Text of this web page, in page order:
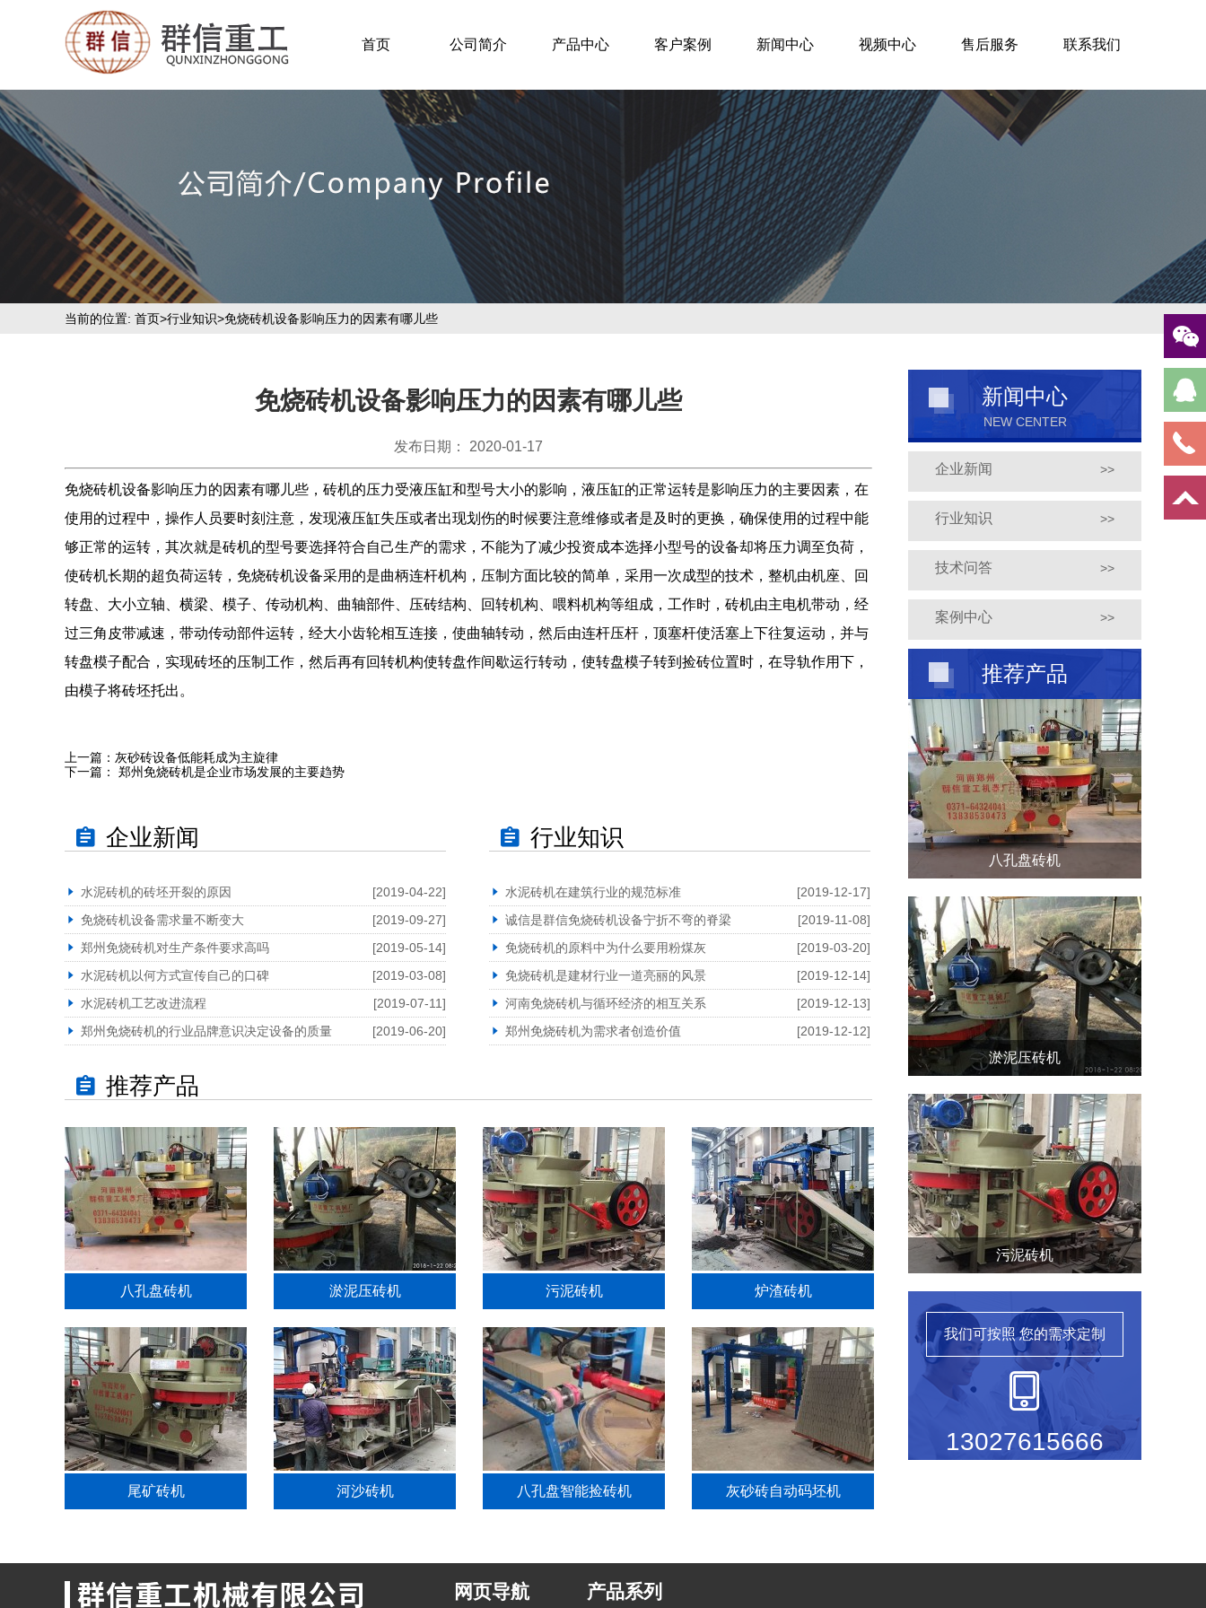
首页 公司简介 产品中心 客户案例 新闻中心 视频中心 售后服务 联系我们
当前的位置: 首页>行业知识>免烧砖机设备影响压力的因素有哪儿些
新闻中心
NEW CENTER
企业新闻 >>
行业知识 >>
技术问答 >>
案例中心 >>
推荐产品
八孔盘砖机
淤泥压砖机
污泥砖机
我们可按照您的需求定制
13027615666
免烧砖机设备影响压力的因素有哪儿些
发布日期： 2020-01-17
免烧砖机设备影响压力的因素有哪儿些，砖机的压力受液压缸和型号大小的影响，液压缸的正常运转是影响压力的主要因素，在
使用的过程中，操作人员要时刻注意，发现液压缸失压或者出现划伤的时候要注意维修或者是及时的更换，确保使用的过程中能
够正常的运转，其次就是砖机的型号要选择符合自己生产的需求，不能为了减少投资成本选择小型号的设备却将压力调至负荷，
使砖机长期的超负荷运转， 免烧砖机设备采用的是曲柄连杆机构，压制方面比较的简单，采用一次成型的技术，整机由机座、回
转盘、大小立轴、横梁、模子、传动机构、曲轴部件、压砖结构、回转机构、喂料机构等组成，工作时，砖机由主电机带动，经
过三角皮带减速，带动传动部件运转，经大小齿轮相互连接，使曲轴转动，然后由连杆压杆，顶塞杆使活塞上下往复运动，并与
转盘模子配合，实现砖坯的压制工作，然后再有回转机构使转盘作间歇运行转动，使转盘模子转到捡砖位置时，在导轨作用下，
由模子将砖坯托出。
上一篇： 灰砂砖设备低能耗成为主旋律
下一篇：
郑州免烧砖机是企业市场发展的主要趋势
企业新闻
水泥砖机的砖坯开裂的原因
[2019-04-22]
免烧砖机设备需求量不断变大
[2019-09-27]
郑州免烧砖机对生产条件要求高吗
[2019-05-14]
水泥砖机以何方式宣传自己的口碑
[2019-03-08]
水泥砖机工艺改进流程
[2019-07-11]
郑州免烧砖机的行业品牌意识决定设备的质量
[2019-06-20]
行业知识
水泥砖机在建筑行业的规范标准
[2019-12-17]
诚信是群信免烧砖机设备宁折不弯的脊梁
[2019-11-08]
免烧砖机的原料中为什么要用粉煤灰
[2019-03-20]
免烧砖机是建材行业一道亮丽的风景
[2019-12-14]
河南免烧砖机与循环经济的相互关系
[2019-12-13]
郑州免烧砖机为需求者创造价值
[2019-12-12]
推荐产品
八孔盘砖机 淤泥压砖机 污泥砖机 炉渣砖机
尾矿砖机 河沙砖机 八孔盘智能捡砖机 灰砂砖自动码坯机
网页导航 产品系列